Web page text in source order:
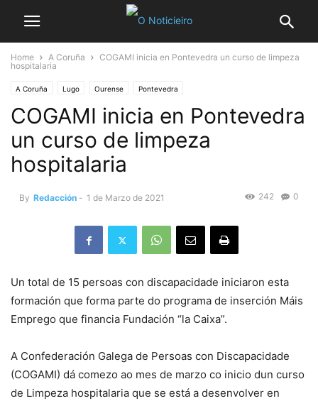
Home A Coruña
COGAMI inicia en Pontevedra un curso de limpeza
hospitalaria
A Coruña Lugo Ourense Pontevedra
COGAMI inicia en Pontevedra
un curso de limpeza
hospitalaria
By Redacción - 1 de Marzo de 2021 0
242
Un total de 15 persoas con discapacidade iniciaron esta
formación que forma parte do programa de inserción Máis
Emprego que financia Fundación “la Caixa”.
A Confederación Galega de Persoas con Discapacidade
(COGAMI) dá comezo ao mes de marzo co inicio dun curso
de Limpeza hospitalaria que se está a desenvolver en